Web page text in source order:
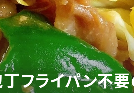
丁フライパン不